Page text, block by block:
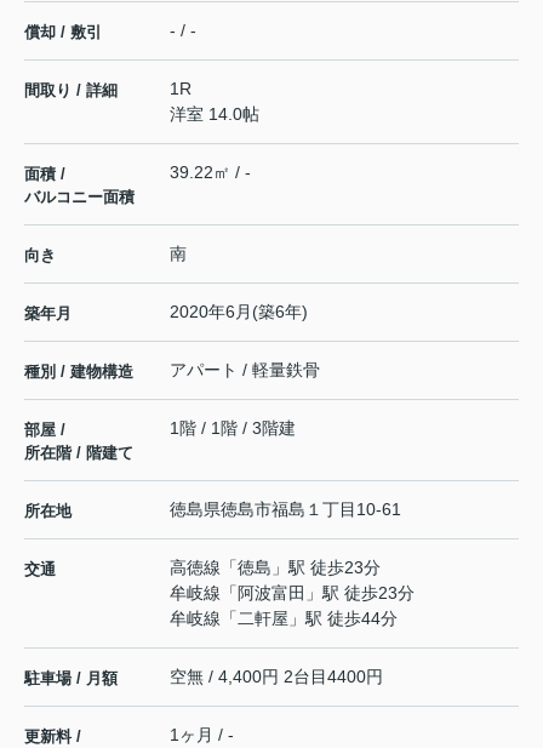
償却 / 敷引 - / -
間取り / 詳細
1R
洋室 14.0帖
面積 /
バルコニー面積
39.22㎡ / -
向き 南
築年月 2020年6月(築6年)
種別 / 建物構造 アパート / 軽量鉄骨
部屋 /
所在階 / 階建て
1階 / 1階 / 3階建
所在地 徳島県徳島市福島 １丁目10-61
交通 高徳線 「徳島 」駅 徒歩23分
牟岐線 「阿波富田 」駅 徒歩23分
牟岐線 「二軒屋 」駅 徒歩44分
駐車場 / 月額 空無 / 4,400円 2台目4400円
更新料 /
1ヶ月 / -